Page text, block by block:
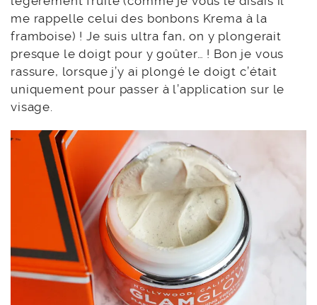
me rappelle celui des bonbons Krema à la
framboise) ! Je suis ultra fan, on y plongerait
presque le doigt pour y goûter… ! Bon je vous
rassure, lorsque j’y ai plongé le doigt c’était
uniquement pour passer à l’application sur le
visage.